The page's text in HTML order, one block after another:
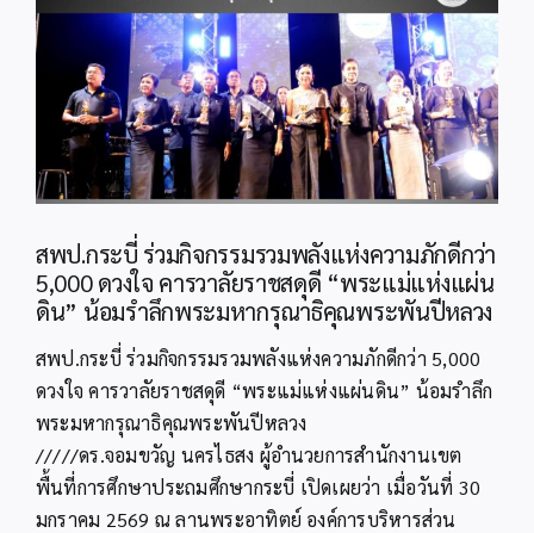
Image
สพป.กระบี่ ร่วมกิจกรรมรวมพลังแห่งความภักดีกว่า
5,000 ดวงใจ คารวาลัยราชสดุดี “พระแม่แห่งแผ่น
ดิน” น้อมรำลึกพระมหากรุณาธิคุณพระพันปีหลวง
สพป.กระบี่ ร่วมกิจกรรมรวมพลังแห่งความภักดีกว่า 5,000
ดวงใจ คารวาลัยราชสดุดี “พระแม่แห่งแผ่นดิน” น้อมรำลึก
พระมหากรุณาธิคุณพระพันปีหลวง
/////ดร.จอมขวัญ นครไธสง ผู้อำนวยการสำนักงานเขต
พื้นที่การศึกษาประถมศึกษากระบี่ เปิดเผยว่า เมื่อวันที่ 30
มกราคม 2569 ณ ลานพระอาทิตย์ องค์การบริหารส่วน